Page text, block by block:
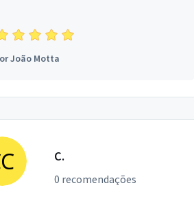
João Motta
C.
0 recomendações